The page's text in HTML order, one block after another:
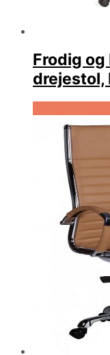
Frodig
drejestol,